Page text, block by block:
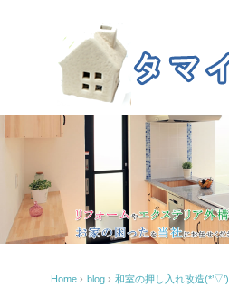
Home › blog › 和室の押し入れ改造(*’▽’)